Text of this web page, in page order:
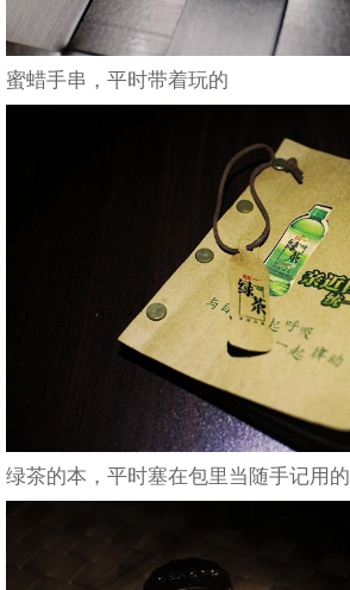
蜜蜡手串，平时带着玩的
绿茶的本，平时塞在包里当随手记用的